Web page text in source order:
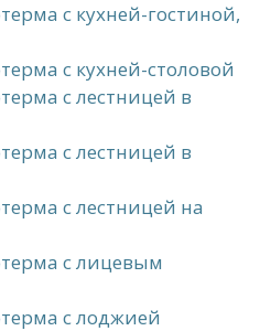
с кухней-гостиной,
с кухней-столовой
с лестницей в
с лестницей в
с лестницей на
с лицевым
с лоджией